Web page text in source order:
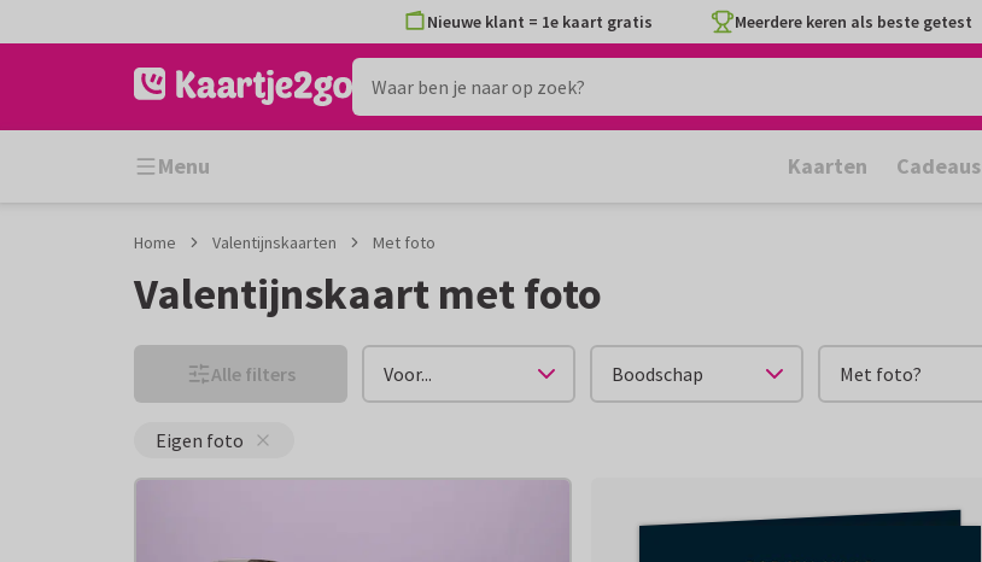
naar
naar
Nieuwe klant = 1e kaart gratis Meerdere keren als beste getest
Menu Kaarten Cadeaus
Home Valentijnskaarten Met foto
Valentijnskaart met foto
Alle filters Voor... Boodschap Met foto?
Eigen foto